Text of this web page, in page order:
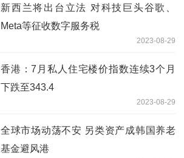
新西兰将出台立法 对科技巨头谷歌、
Meta等征收数字服务税
2023-08-29
香港：7月私人住宅楼价指数连续3个月
下跌至343.4
2023-08-29
全球市场动荡不安 另类资产成韩国养老
基金避风港